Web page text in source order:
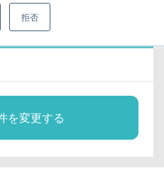
拒否
件
を変更する